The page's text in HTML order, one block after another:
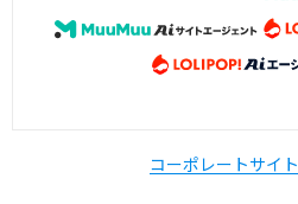
コーポレートサイト